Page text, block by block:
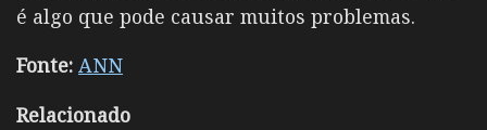
é algo que pode causar muitos problemas.
Fonte: ANN
Relacionado